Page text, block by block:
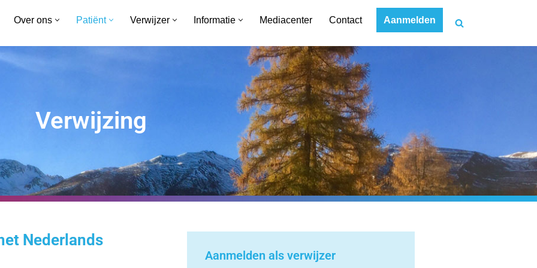
Over ons Patiënt Verwijzer Informatie Mediacenter Contact Aanmelden
Verwijzing
Nederlands
Aanmelden als verwijzer